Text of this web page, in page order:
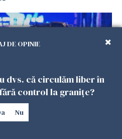
DE OPINIE
dvs. că circulăm liber în
control la granițe?
Nu